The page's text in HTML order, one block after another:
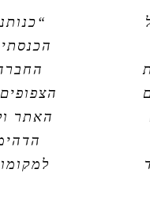
האתר